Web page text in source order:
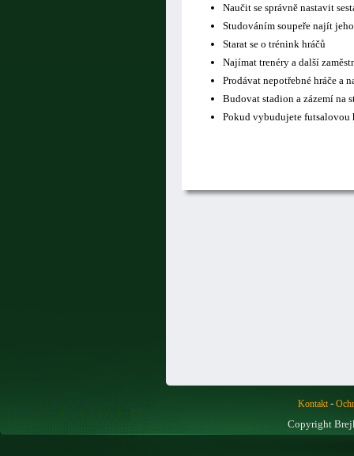
Naučit se správně nastavit
Studováním soupeře najít
Starat se o trénink hráčů
Najímat trenéry a další
Prodávat nepotřebné hráče a
Budovat stadion a zázemí na
Pokud vybudujete futsalovou
Kontakt-
Copyright